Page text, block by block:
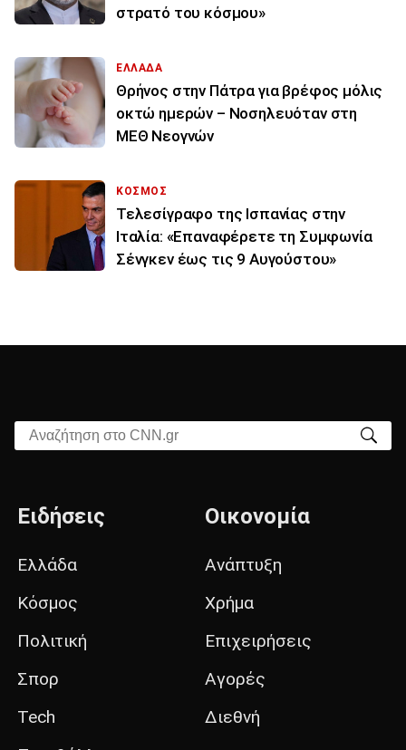
στρατό του κόσμου»
ΕΛΛΑΔΑ
Θρήνος στην Πάτρα για βρέφος μόλις
οκτώ ημερών – Νοσηλευόταν στη
ΜΕΘ Νεογνών
ΚΟΣΜΟΣ
Τελεσίγραφο της Ισπανίας στην
Ιταλία: «Επαναφέρετε τη Συμφωνία
Σένγκεν έως τις 9 Αυγούστου»
Αναζήτηση στο CNN.gr
Ειδήσεις
Ελλάδα
Κόσμος
Πολιτική
Σπορ
Tech
Οικονομία
Ανάπτυξη
Χρήμα
Επιχειρήσεις
Αγορές
Διεθνή